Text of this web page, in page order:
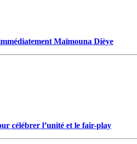
Maïmouna Dièye
célébrer l’unité et le fair-play